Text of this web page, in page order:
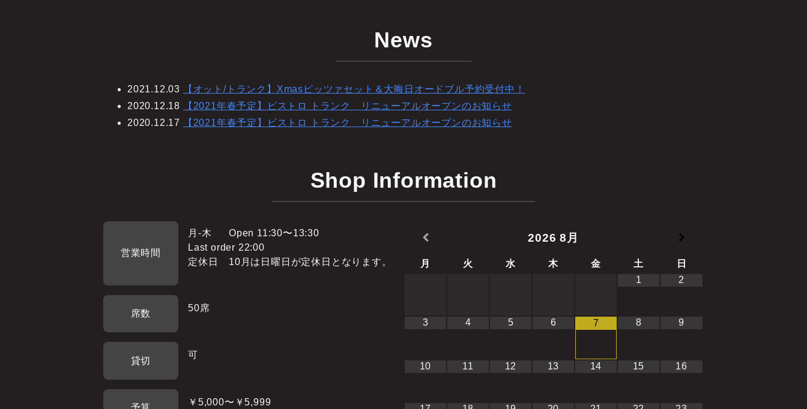
News
2021.12.03
【オット/トランク】Xmasピッツァセット＆大晦日オードブル予約受付中！
2020.12.18
【2021年春予定】ビストロ トランク リニューアルオープンのお知らせ
2020.12.17
【2021年春予定】ビストロ トランク リニューアルオープンのお知らせ
Shop Information
営業時間
月-木
Open 11:30〜13:30
Last order 22:00
定休日
10月は日曜日が定休日となります。
席数
50席
貸切
可
￥5,000〜￥5,999
2026 8月
月 火 水 木 金 土
日
1
2
3 4 5 6 7 8 9
10 11 12 13 14 15 16